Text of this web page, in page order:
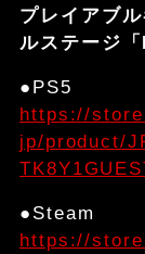
プレイアブ
ルステージ
●PS5
https://
jp/product/
●Steam
https://